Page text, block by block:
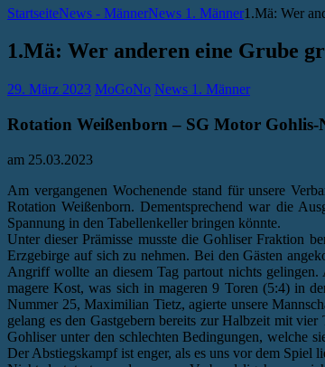
StartseiteNews - MännerNews 1. Männer1.Mä: Wer
1.Mä: Wer anderen eine Grube
29. März 2023 MoGoNo News 1. Männer
Rotation Weißenborn – SG Motor Gohlis-
am 25.03.2023
Am vergangenen Wochenende stand für unsere
Rotation Weißenborn. Dementsprechend war die
Spannung in den Tabellenkeller bringen könnte.
Unter dieser Prämisse musste die Gohliser Fraktion
Erzgebirge auf sich zu nehmen. Bei den Gästen
Angriff wollte an diesem Tag partout nichts gelingen.
magere Kost, was sich in mageren 9 Toren (5:4) in
Nummer 25, Maximilian Tietz, agierte unsere
gelang es den Gastgebern bereits zur Halbzeit mit
Gohliser unter den schlechten Bedingungen, welche
Der Abstiegskampf ist enger, als es uns vor dem Spiel